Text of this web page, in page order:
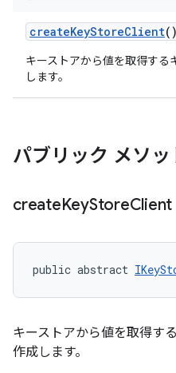
createKeyStoreClient()
キーストアから値を取得する
します。
パブリック メソッ
createKeyStoreClient
public abstract
キーストアから値を取得す
作成します。